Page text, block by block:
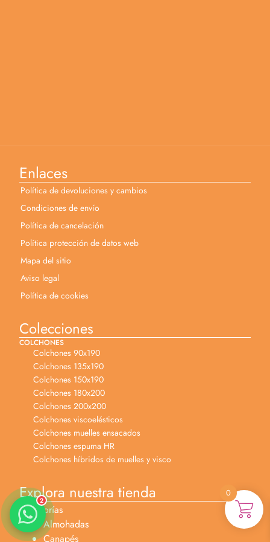
Enlaces
Política de devoluciones y cambios
Condiciones de envío
Política de cancelación
Política protección de datos web
Mapa del sitio
Aviso legal
Política de cookies
Colecciones
COLCHONES
Colchones 90x190
Colchones 135x190
Colchones 150x190
Colchones 180x200
Colchones 200x200
Colchones viscoelésticos
Colchones muelles ensacados
Colchones espuma HR
Colchones híbridos de muelles y visco
Explora nuestra tienda
Categorías
Almohadas
Canapés
0
2